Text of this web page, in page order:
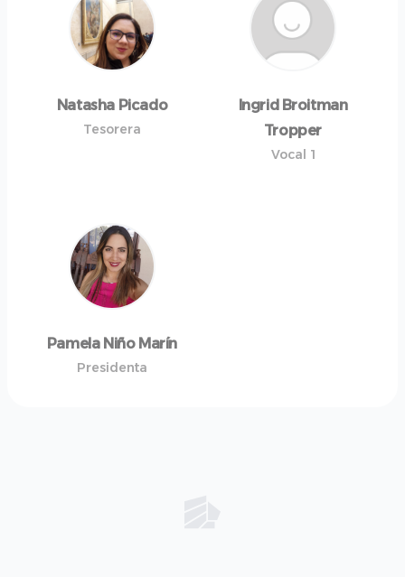
Natasha Picado
Tesorera
Ingrid Broitman
Tropper
Vocal 1
Pamela Niño Marín
Presidenta